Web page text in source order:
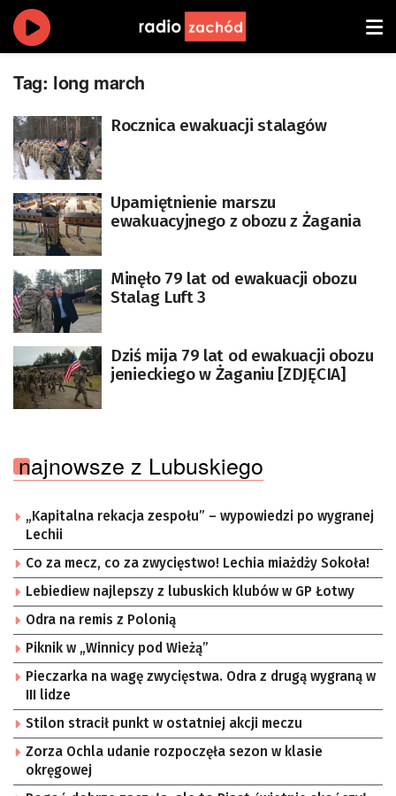
Tag: long march
Rocznica ewakuacji stalagów
Upamiętnienie marszu
ewakuacyjnego z obozu z Żagania
Minęło 79 lat od ewakuacji obozu
Stalag Luft 3
Dziś mija 79 lat od ewakuacji obozu
jenieckiego w Żaganiu [ZDJĘCIA]
najnowsze z Lubuskiego
„Kapitalna rekacja zespołu” – wypowiedzi po wygranej
Lechii
Co za mecz, co za zwycięstwo! Lechia miażdży Sokoła!
Lebiediew najlepszy z lubuskich klubów w GP Łotwy
Odra na remis z Polonią
Piknik w „Winnicy pod Wieżą”
Pieczarka na wagę zwycięstwa. Odra z drugą wygraną w
III lidze
Stilon stracił punkt w ostatniej akcji meczu
Zorza Ochla udanie rozpoczęła sezon w klasie
okręgowej